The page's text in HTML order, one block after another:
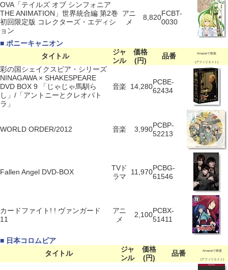
OVA「テイルズ オブ シンフォニア
THE ANIMATION」世界統合編 第2巻
初回限定版 コレクターズ・エディシ
ョン
アニ
メ
8,820FCBT-
0030
■ ポニーキャニオン
タイトル
ジャ
ンル
価格
(円)
品番 Amazonで検索
(アフィリエイト)
彩の国シェイクスピア・シリーズ
NINAGAWA × SHAKESPEARE
DVD BOX 9 「じゃじゃ馬馴ら
し」/「アントニーとクレオパト
ラ」
音楽 14,280
PCBE-
62434
WORLD ORDER/2012 音楽 3,990PCBP-
52213
Fallen Angel DVD-BOX
TVド
ラマ
11,970PCBG-
61546
カードファイト! ! ヴァンガード
11
アニ
メ
2,100PCBX-
51411
■ 日本コロムビア
タイトル
ジャ
ンル
価格
(円)
品番 Amazonで検索
(アフィリエイト)